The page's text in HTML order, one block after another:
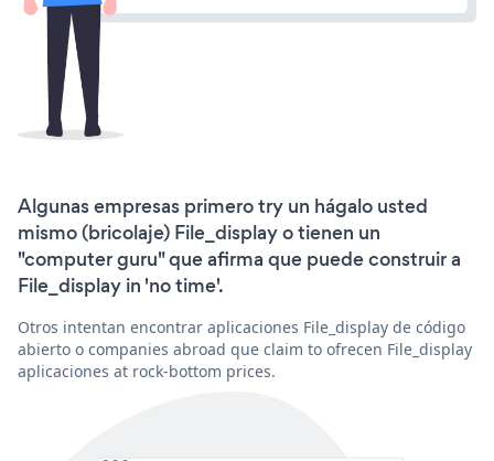
Algunas empresas primero try un hágalo usted
mismo (bricolaje) File_display o tienen un
"computer guru" que afirma que puede construir a
File_display in 'no time'.
Otros intentan encontrar aplicaciones File_display de código
abierto o companies abroad que claim to ofrecen File_display
aplicaciones at rock-bottom prices.